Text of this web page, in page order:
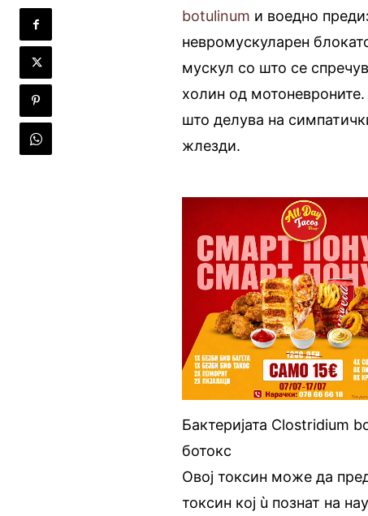
botulinum и воедно
невромускуларен
мускул со што се
холин од
што делува на
жлезди.
Бактеријата Clostridium
ботокс
Овој токсин може да
токсин кој ù познат на